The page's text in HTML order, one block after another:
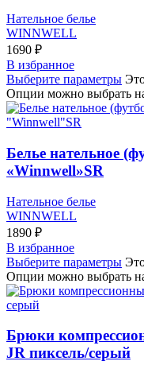
Нательное белье
WINNWELL
1690 ₽
В избранное
Выберите параметры
Опции можно выбрать
Белье нательное
«Winnwell»SR
Нательное белье
WINNWELL
1890 ₽
В избранное
Выберите параметры
Опции можно выбрать
Брюки
JR пиксель/серый